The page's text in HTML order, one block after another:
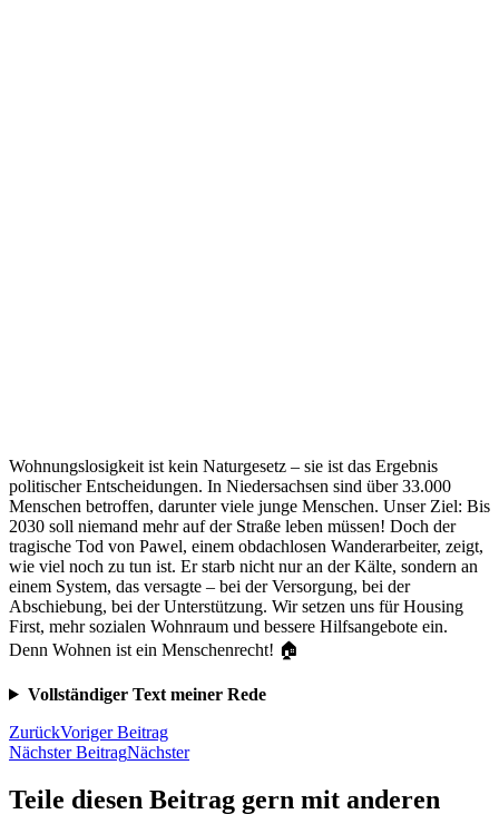
Wohnungslosigkeit ist kein Naturgesetz – sie ist das Ergebnis
politischer Entscheidungen. In Niedersachsen sind über 33.000
Menschen betroffen, darunter viele junge Menschen. Unser Ziel: Bis
2030 soll niemand mehr auf der Straße leben müssen! Doch der
tragische Tod von Pawel, einem obdachlosen Wanderarbeiter, zeigt,
wie viel noch zu tun ist. Er starb nicht nur an der Kälte, sondern an
einem System, das versagte – bei der Versorgung, bei der
Abschiebung, bei der Unterstützung. Wir setzen uns für Housing
First, mehr sozialen Wohnraum und bessere Hilfsangebote ein.
Denn Wohnen ist ein Menschenrecht! 🏠
Vollständiger Text meiner Rede
ZurückVoriger Beitrag
Nächster BeitragNächster
Teile diesen Beitrag gern mit anderen